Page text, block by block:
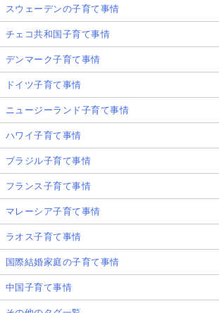
スウェーデンの子育て事情
チェコ共和国子育て事情
デンマーク子育て事情
ドイツ子育て事情
ニュージーランド子育て事情
ハワイ子育て事情
ブラジル子育て事情
フランス子育て事情
マレーシア子育て事情
ラオス子育て事情
国際結婚家庭の子育て事情
中国子育て事情